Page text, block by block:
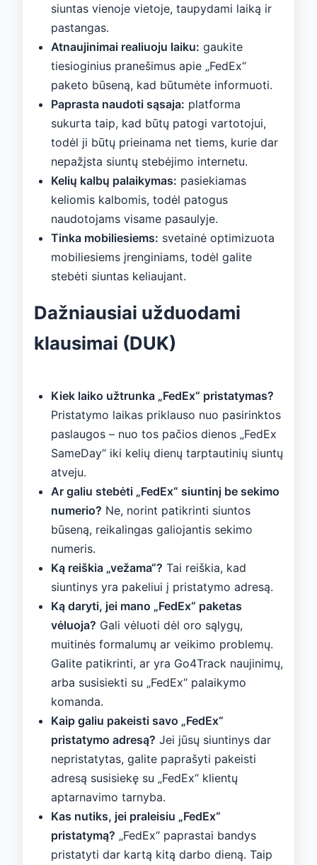
siuntas vienoje vietoje, taupydami laiką ir
pastangas.
Atnaujinimai realiuoju laiku: gaukite
tiesioginius pranešimus apie „FedEx“
paketo būseną, kad būtumėte informuoti.
Paprasta naudoti sąsaja: platforma
sukurta taip, kad būtų patogi vartotojui,
todėl ji būtų prieinama net tiems, kurie dar
nepažįsta siuntų stebėjimo internetu.
Kelių kalbų palaikymas: pasiekiamas
keliomis kalbomis, todėl patogus
naudotojams visame pasaulyje.
Tinka mobiliesiems: svetainė optimizuota
mobiliesiems įrenginiams, todėl galite
stebėti siuntas keliaujant.
Dažniausiai užduodami
klausimai (DUK)
Kiek laiko užtrunka „FedEx“ pristatymas?
Pristatymo laikas priklauso nuo pasirinktos
paslaugos – nuo ​​tos pačios dienos „FedEx
SameDay“ iki kelių dienų tarptautinių siuntų
atveju.
Ar galiu stebėti „FedEx“ siuntinį be sekimo
numerio? Ne, norint patikrinti siuntos
būseną, reikalingas galiojantis sekimo
numeris.
Ką reiškia „vežama“? Tai reiškia, kad
siuntinys yra pakeliui į pristatymo adresą.
Ką daryti, jei mano „FedEx“ paketas
vėluoja? Gali vėluoti dėl oro sąlygų,
muitinės formalumų ar veikimo problemų.
Galite patikrinti, ar yra Go4Track naujinimų,
arba susisiekti su „FedEx“ palaikymo
komanda.
Kaip galiu pakeisti savo „FedEx“
pristatymo adresą? Jei jūsų siuntinys dar
nepristatytas, galite paprašyti pakeisti
adresą susisiekę su „FedEx“ klientų
aptarnavimo tarnyba.
Kas nutiks, jei praleisiu „FedEx“
pristatymą? „FedEx“ paprastai bandys
pristatyti dar kartą kitą darbo dieną. Taip